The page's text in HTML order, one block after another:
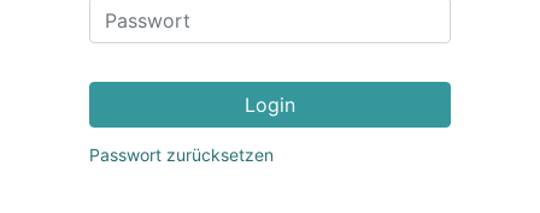
Login
Passwort zurücksetzen